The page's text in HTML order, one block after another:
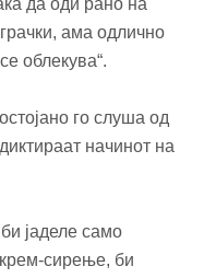
да оди рано на
ама одлично
облекува“.
го слуша од
начинот на
јаделе само
сирење, би